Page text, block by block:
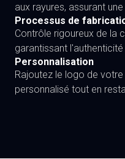
aux rayures, assurant
Processus de
Contrôle rigoureux de la
garantissant
Personnalisation
Rajoutez le logo de
personnalisé tout en